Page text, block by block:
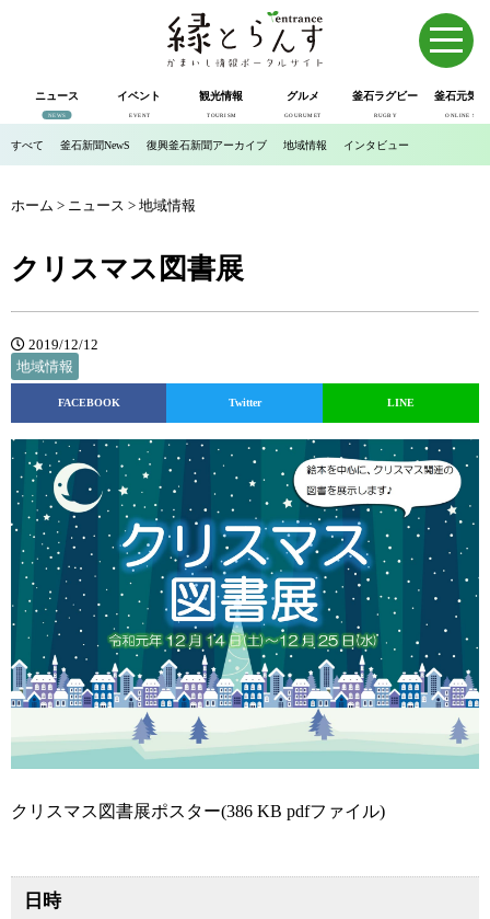
ニュース
NEWS
イベント
EVENT
観光情報
TOURISM
グルメ
GOURUMET
釜石ラグビー
RUGBY
釜石元気
ONLINE SHOP
すべて 釜石新聞NewS 復興釜石新聞アーカイブ 地域情報 インタビュー
ホーム > ニュース > 地域情報
クリスマス図書展
2019/12/12
地域情報
FACEBOOK Twitter LINE
クリスマス図書展ポスター(386 KB pdfファイル)
日時